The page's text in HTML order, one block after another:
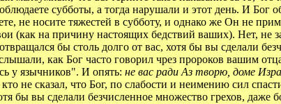
субботы, а тогда нарушали и этот день. И
не носите тяжестей в субботу, и однако же Он не
(как на причину настоящих бедствий ваших). Нет, не
бы столь долго от вас, хотя бы вы сделали
как Бог часто говорил чрез пророков вашим
у язычников". И опять: не вас ради Аз творю, доме
не сказал, что Бог, по слабости и неимению сил
бы вы сделали безчисленное множество грехов,